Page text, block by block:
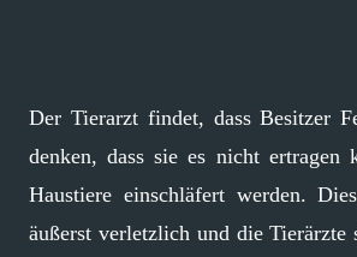
Der Tierarzt findet, dass Besitzer
denken, dass sie es nicht ertragen
Haustiere einschläfert werden.
äußerst verletzlich und die Tierärzte